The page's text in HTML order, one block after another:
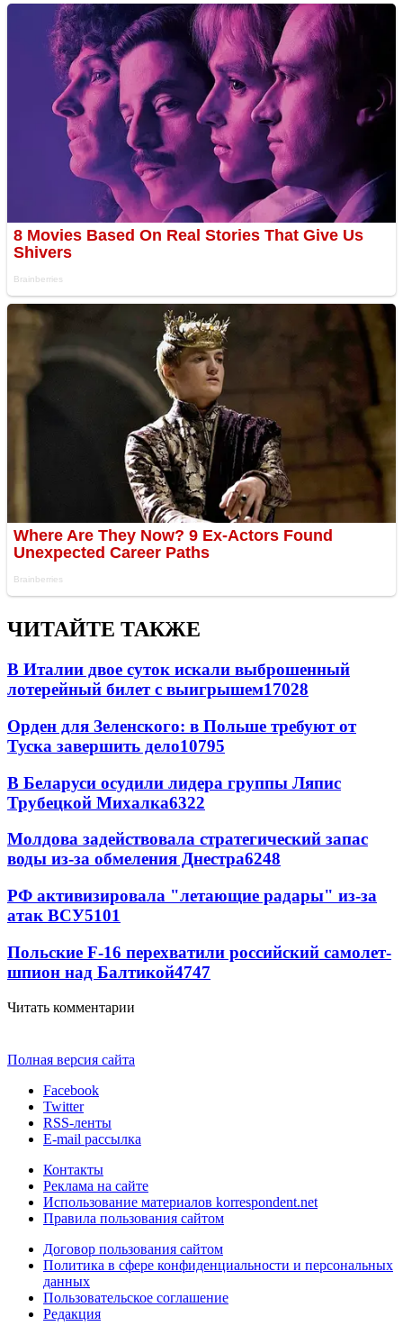
ЧИТАЙТЕ ТАКЖЕ
В Италии двое суток искали выброшенный
лотерейный билет с выигрышем17028
Орден для Зеленского: в Польше требуют от
Туска завершить дело10795
В Беларуси осудили лидера группы Ляпис
Трубецкой Михалка6322
Молдова задействовала стратегический запас
воды из-за обмеления Днестра6248
РФ активизировала "летающие радары" из-за
атак ВСУ5101
Польские F-16 перехватили российский самолет-
шпион над Балтикой4747
Читать комментарии
Полная версия сайта
Facebook
Twitter
RSS-ленты
E-mail рассылка
Контакты
Реклама на сайте
Использование материалов korrespondent.net
Правила пользования сайтом
Договор пользования сайтом
Политика в сфере конфиденциальности и персональных
данных
Пользовательское соглашение
Редакция